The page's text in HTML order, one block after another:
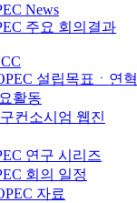
News
주요 회의결과
설립목표ㆍ연혁
활동
컨소시엄 웹진
연구 시리즈
회의 일정
자료